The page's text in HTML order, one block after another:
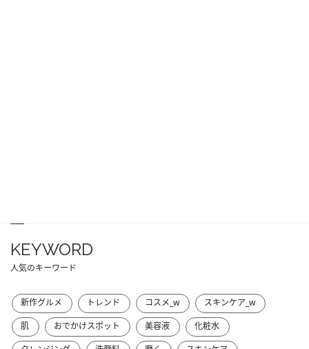
KEYWORD
人気のキーワード
新作グルメ トレンド コスメ_w
スキンケア_w
肌
おでかけスポット 美容液
化粧水